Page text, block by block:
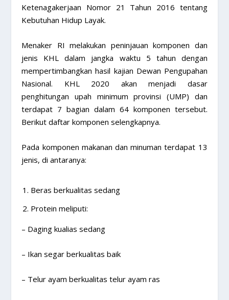
Ketenagakerjaan Nomor 21 Tahun 2016 tentang
Kebutuhan Hidup Layak.
Menaker RI melakukan peninjauan komponen dan
jenis KHL dalam jangka waktu 5 tahun dengan
mempertimbangkan hasil kajian Dewan Pengupahan
Nasional. KHL 2020 akan menjadi dasar
penghitungan upah minimum provinsi (UMP) dan
terdapat 7 bagian dalam 64 komponen tersebut.
Berikut daftar komponen selengkapnya.
Pada komponen makanan dan minuman terdapat 13
jenis, di antaranya:
Beras berkualitas sedang
Protein meliputi:
– Daging kualias sedang
– Ikan segar berkualitas baik
– Telur ayam berkualitas telur ayam ras